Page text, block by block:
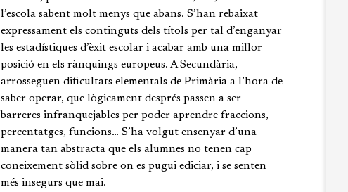
l’escola sabent molt menys que abans. S’han rebaixat
expressament els continguts dels títols per tal d’enganyar
les estadístiques d’èxit escolar i acabar amb una millor
posició en els rànquings europeus. A Secundària,
arrosseguen dificultats elementals de Primària a l’hora de
saber operar, que lògicament després passen a ser
barreres infranquejables per poder aprendre fraccions,
percentatges, funcions… S’ha volgut ensenyar d’una
manera tan abstracta que els alumnes no tenen cap
coneixement sòlid sobre on es pugui ediciar, i se senten
més insegurs que mai.